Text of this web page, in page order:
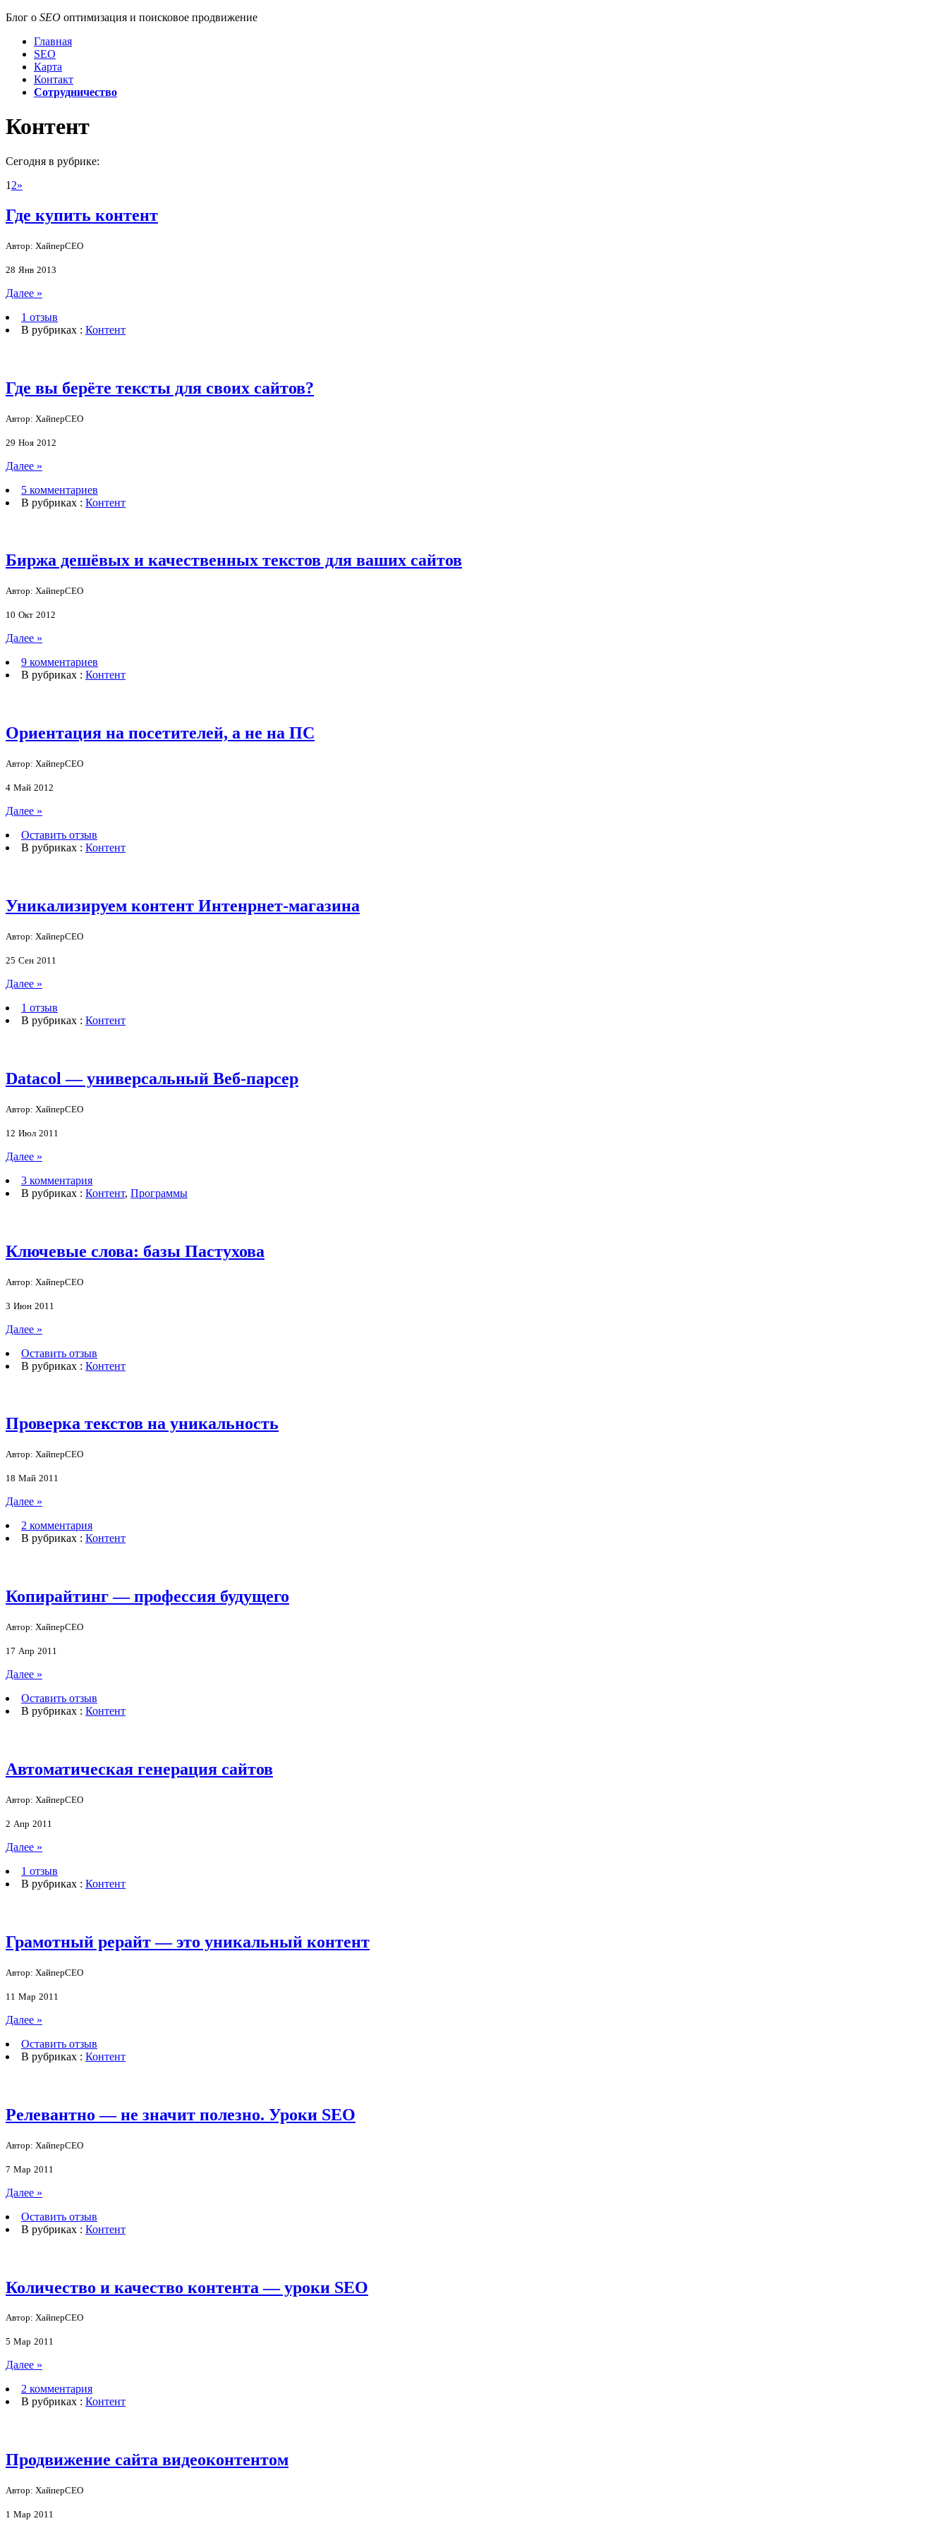
Блог о SEO оптимизация и поисковое продвижение
Главная
SEO
Карта
Контакт
Сотрудничество
Контент
Сегодня в рубрике:
1 2»
Где купить контент
Автор: ХайперСЕО
28 Янв 2013
Далее »
1 отзыв
В рубриках : Контент
Где вы берёте тексты для своих сайтов?
Автор: ХайперСЕО
29 Ноя 2012
Далее »
5 комментариев
В рубриках : Контент
Биржа дешёвых и качественных текстов для ваших сайтов
Автор: ХайперСЕО
10 Окт 2012
Далее »
9 комментариев
В рубриках : Контент
Ориентация на посетителей, а не на ПС
Автор: ХайперСЕО
4 Май 2012
Далее »
Оставить отзыв
В рубриках : Контент
Уникализируем контент Интенрнет-магазина
Автор: ХайперСЕО
25 Сен 2011
Далее »
1 отзыв
В рубриках : Контент
Datacol — универсальный Веб-парсер
Автор: ХайперСЕО
12 Июл 2011
Далее »
3 комментария
В рубриках : Контент, Программы
Ключевые слова: базы Пастухова
Автор: ХайперСЕО
3 Июн 2011
Далее »
Оставить отзыв
В рубриках : Контент
Проверка текстов на уникальность
Автор: ХайперСЕО
18 Май 2011
Далее »
2 комментария
В рубриках : Контент
Копирайтинг — профессия будущего
Автор: ХайперСЕО
17 Апр 2011
Далее »
Оставить отзыв
В рубриках : Контент
Автоматическая генерация сайтов
Автор: ХайперСЕО
2 Апр 2011
Далее »
1 отзыв
В рубриках : Контент
Грамотный рерайт — это уникальный контент
Автор: ХайперСЕО
11 Мар 2011
Далее »
Оставить отзыв
В рубриках : Контент
Релевантно — не значит полезно. Уроки SEO
Автор: ХайперСЕО
7 Мар 2011
Далее »
Оставить отзыв
В рубриках : Контент
Количество и качество контента — уроки SEO
Автор: ХайперСЕО
5 Мар 2011
Далее »
2 комментария
В рубриках : Контент
Продвижение сайта видеоконтентом
Автор: ХайперСЕО
1 Мар 2011